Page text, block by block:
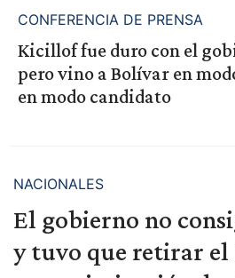
CONFERENCIA DE PRENSA
Kicillof fue duro con el
pero vino a Bolívar en
en modo candidato
NACIONALES
El gobierno no
y tuvo que retirar